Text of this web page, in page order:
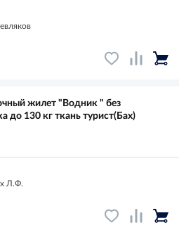
жилет "Водник " без
до 130 кг ткань турист(Бах)
Л.Ф.